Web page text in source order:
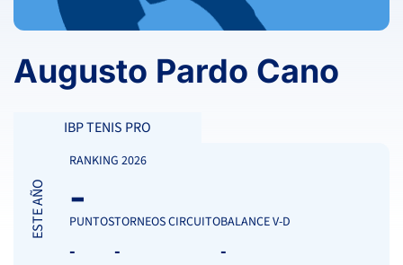
Augusto Pardo Cano
IBP TENIS PRO
ESTE AÑO
RANKING 2026
-
PUNTOS
-
TORNEOS CIRCUITO
-
BALANCE V-D
-